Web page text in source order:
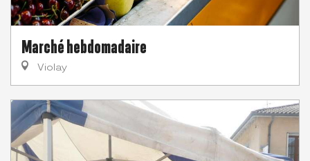
Marché hebdomadaire
Violay